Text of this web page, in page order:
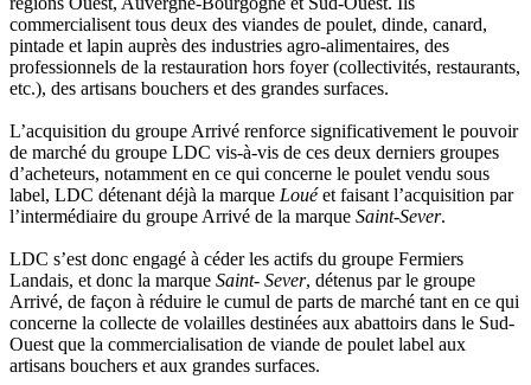
commercialisent tous deux des viandes de poulet, dinde, canard,
pintade et lapin auprès des industries agro-alimentaires, des
professionnels de la restauration hors foyer (collectivités, restaurants,
etc.), des artisans bouchers et des grandes surfaces.
L’acquisition du groupe Arrivé renforce significativement le pouvoir
de marché du groupe LDC vis-à-vis de ces deux derniers groupes
d’acheteurs, notamment en ce qui concerne le poulet vendu sous
label, LDC détenant déjà la marque Louéet faisant l’acquisition par
l’intermédiaire du groupe Arrivé de la marque Saint-Sever.
LDC s’est donc engagé à céder les actifs du groupe Fermiers
Landais, et donc la marque Saint- Sever, détenus par le groupe
Arrivé, de façon à réduire le cumul de parts de marché tant en ce qui
concerne la collecte de volailles destinées aux abattoirs dans le Sud-
Ouest que la commercialisation de viande de poulet label aux
artisans bouchers et aux grandes surfaces.